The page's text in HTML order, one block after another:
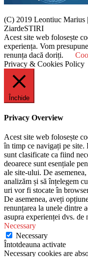
(C) 2019 Leontiuc Marius |
ZiardeSTIRI
Acest site web folosește
experiența. Vom
renunța dacă doriți.
Privacy & Cookies Policy
Închide
Privacy Overview
Acest site web folosește
în timp ce navigați pe
sunt clasificate ca fiind
deoarece sunt esențiale
ale site-ului. De
analizăm și să înțelegem
uri vor fi stocate în
De asemenea, aveți
renunțarea la unele dintre
asupra experienței dvs. de
Necessary
Necessary
Întotdeauna activate
Necessary cookies are